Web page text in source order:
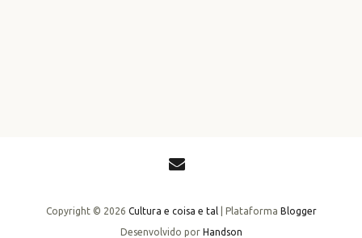
Copyright © 2026 Cultura e coisa e tal| Plataforma Blogger
Desenvolvido por Handson